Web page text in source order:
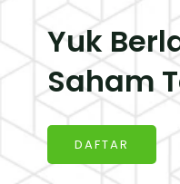
Yuk
Saham
DAFTAR